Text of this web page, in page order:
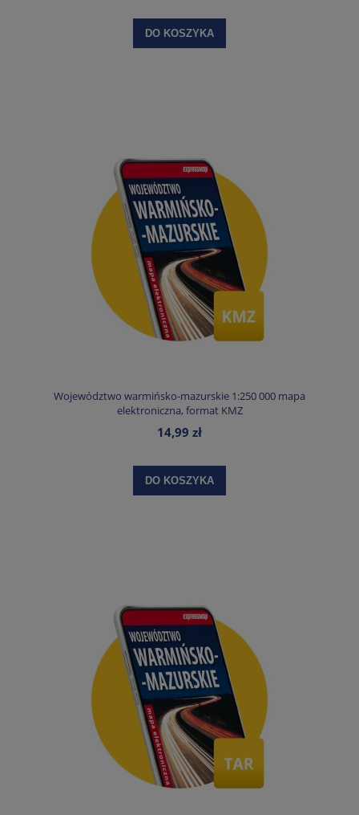
DO KOSZYKA
Województwo warmińsko-mazurskie 1:250 000 mapa
elektroniczna, format KMZ
14,99 zł
DO KOSZYKA